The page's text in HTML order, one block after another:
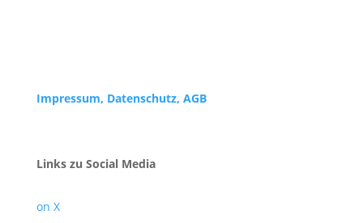
Impressum, Datenschutz, AGB
Links zu Social Media
on X